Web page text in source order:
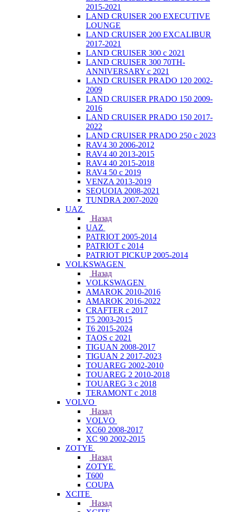
2015-2021
LAND CRUISER 200 EXECUTIVE
LOUNGE
LAND CRUISER 200 EXCALIBUR
2017-2021
LAND CRUISER 300 с 2021
LAND CRUISER 300 70TH-
ANNIVERSARY с 2021
LAND CRUISER PRADO 120 2002-
2009
LAND CRUISER PRADO 150 2009-
2016
LAND CRUISER PRADO 150 2017-
2022
LAND CRUISER PRADO 250 с 2023
RAV4 30 2006-2012
RAV4 40 2013-2015
RAV4 40 2015-2018
RAV4 50 с 2019
VENZA 2013-2019
SEQUOIA 2008-2021
TUNDRA 2007-2020
UAZ
Назад
UAZ
PATRIOT 2005-2014
PATRIOT с 2014
PATRIOT PICKUP 2005-2014
VOLKSWAGEN
Назад
VOLKSWAGEN
AMAROK 2010-2016
AMAROK 2016-2022
CRAFTER с 2017
T5 2003-2015
T6 2015-2024
TAOS с 2021
TIGUAN 2008-2017
TIGUAN 2 2017-2023
TOUAREG 2002-2010
TOUAREG 2 2010-2018
TOUAREG 3 с 2018
TERAMONT с 2018
VOLVO
Назад
VOLVO
XC60 2008-2017
XC 90 2002-2015
ZOTYE
Назад
ZOTYE
T600
COUPA
XCITE
Назад